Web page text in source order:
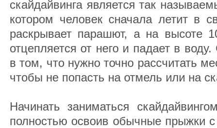
скайдайвинга является так
котором человек сначала летит в
раскрывает парашют, а на высоте
отцепляется от него и падает в
в том, что нужно точно рассчитать
чтобы не попасть на отмель или на
Начинать заниматься
полностью освоив обычные прыжки